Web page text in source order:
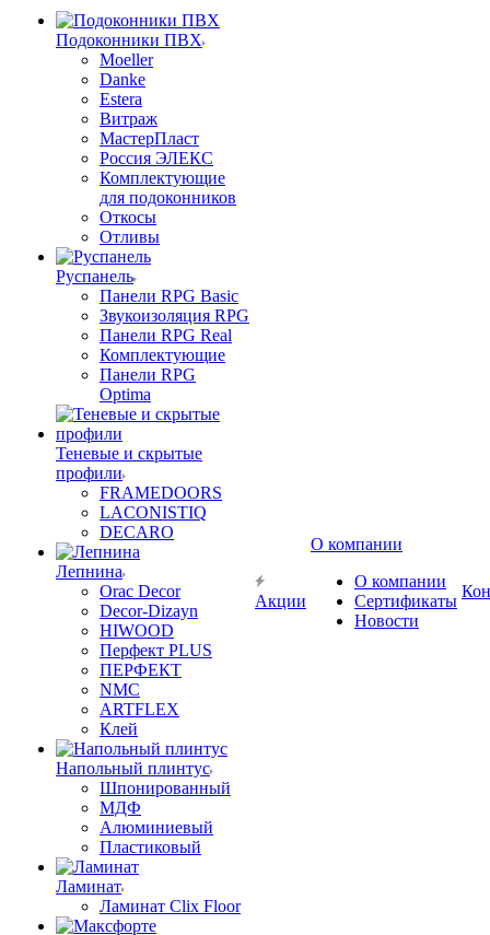
Подоконники ПВХ
Moeller
Danke
Estera
Витраж
МастерПласт
Россия ЭЛЕКС
Комплектующие
для подоконников
Откосы
Отливы
Руспанель
Панели RPG Basic
Звукоизоляция RPG
Панели RPG Real
Комплектующие
Панели RPG
Optima
Теневые и скрытые
профили
FRAMEDOORS
LACONISTIQ
DECARO
Лепнина
Orac Decor
Decor-Dizayn
HIWOOD
Перфект PLUS
ПЕРФЕКТ
NMC
ARTFLEX
Клей
Напольный плинтус
Шпонированный
МДФ
Алюминиевый
Пластиковый
Ламинат
Ламинат Clix Floor
Акции
О компании
О компании
Сертификаты
Новости